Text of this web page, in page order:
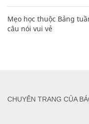
Mẹo học thuộc Bảng
câu nói vui vẻ
CHUYÊN TRANG CỦA